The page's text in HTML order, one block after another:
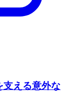
支える意外な